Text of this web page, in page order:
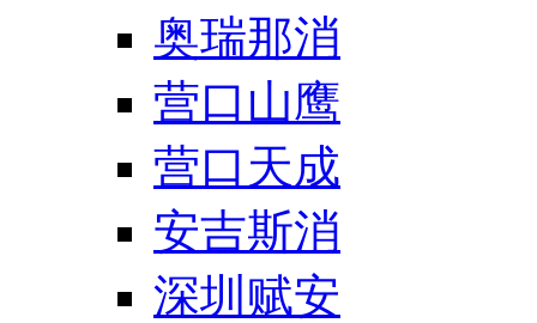
奥瑞那消
营口山鹰
营口天成
安吉斯消
深圳赋安